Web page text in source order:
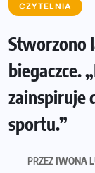
CZYTELNIA
Stworzono
biegaczce.
zainspiruje
sportu.”
PRZEZIWONA